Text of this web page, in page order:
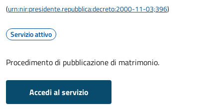
(urn:nir:presidente.repubblica:decreto:2000-11-03;396)
Servizio attivo
Procedimento di pubblicazione di matrimonio.
Accedi al servizio